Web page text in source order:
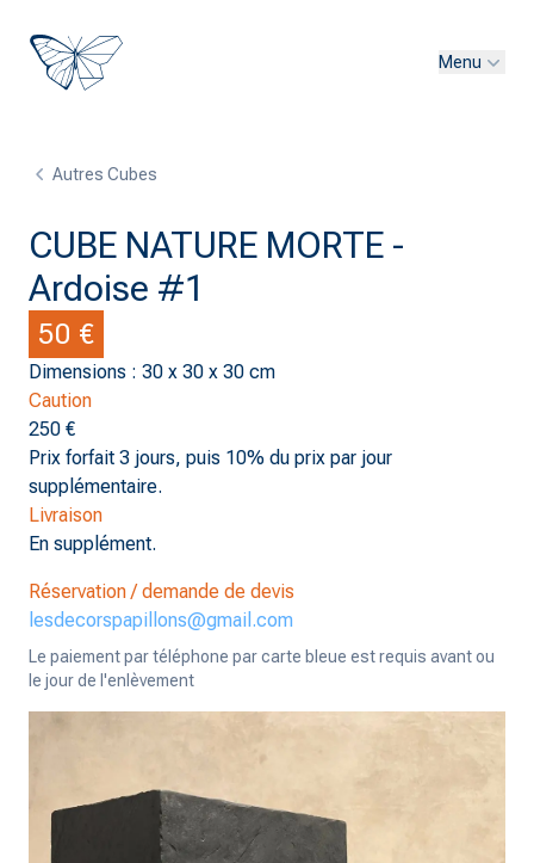
Menu
Autres Cubes
CUBE NATURE MORTE -
Ardoise #1
50 €
Dimensions : 30 x 30 x 30 cm
Caution
250 €
Prix forfait 3 jours, puis 10% du prix par jour
supplémentaire.
Livraison
En supplément.
Réservation / demande de devis
lesdecorspapillons@gmail.com
Le paiement par téléphone par carte bleue est requis avant ou
le jour de l'enlèvement